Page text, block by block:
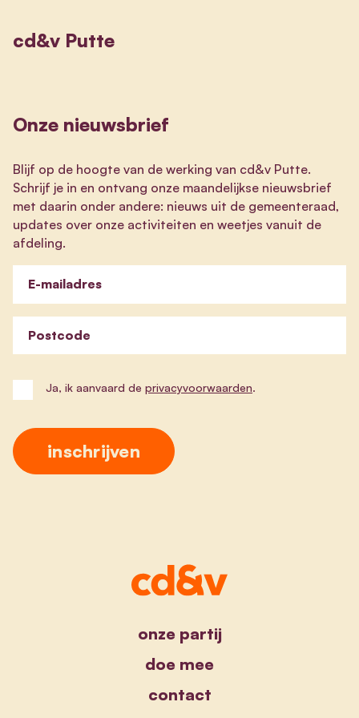
cd&v Putte
Onze nieuwsbrief
Blijf op de hoogte van de werking van cd&v Putte.
Schrijf je in en ontvang onze maandelijkse nieuwsbrief
met daarin onder andere: nieuws uit de gemeenteraad,
updates over onze activiteiten en weetjes vanuit de
afdeling.
E-mailadres
Postcode
Ja, ik aanvaard de privacyvoorwaarden.
onze partij
doe mee
contact